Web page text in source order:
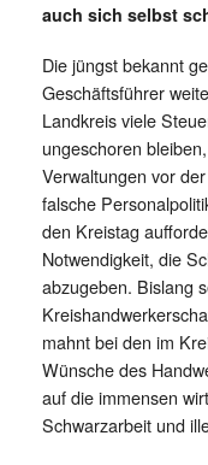
auch sich selbst
Die jüngst bekannt
Geschäftsführer
Landkreis viele
ungeschoren
Verwaltungen vor
falsche
den Kreistag
Notwendigkeit, die
abzugeben. Bislang
mahnt bei den im
Wünsche des
auf die immensen
Schwarzarbeit und